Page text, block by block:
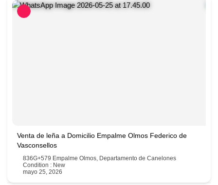
Venta de leña a Domicilio Empalme Olmos Federico de
Vasconsellos
836G+579 Empalme Olmos, Departamento de Canelones
Condition : New
mayo 25, 2026